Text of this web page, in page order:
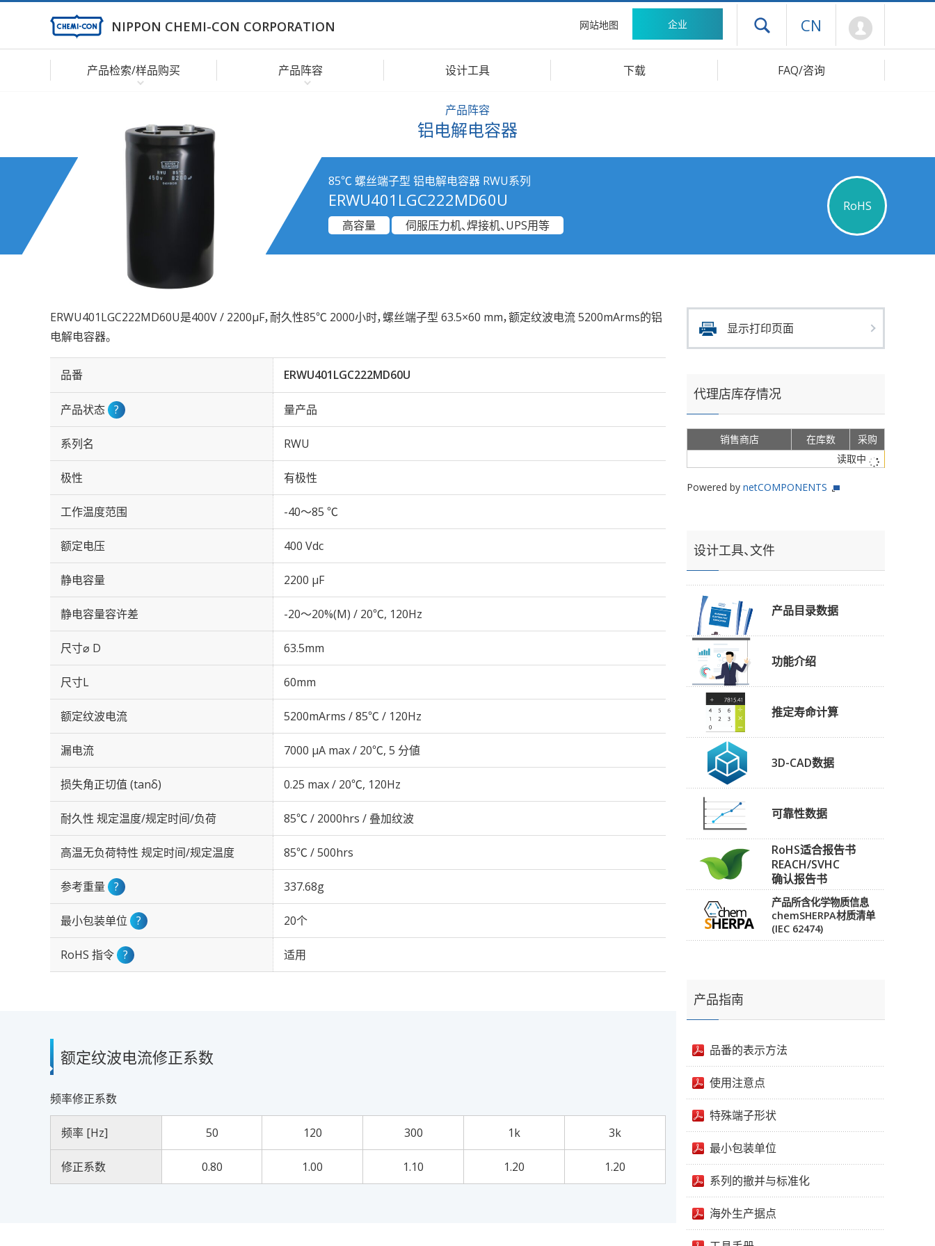
NIPPON CHEMI-CON CORPORATION 网站地图 企业 打开抽屉菜单
CN
产品检索/样品购买 产品阵容 设计工具 下载 FAQ/咨询
产品阵容
铝电解电容器
85℃ 螺丝端子型 铝电解电容器 RWU系列
ERWU401LGC222MD60U
RoHS
高容量
伺服压力机、焊接机、UPS用等
ERWU401LGC222MD60U是400V / 2200µF，耐久性85℃ 2000小时，螺丝端子型 63.5×60 mm，额定纹波电流 5200mArms的铝
电解电容器。
品番 ERWU401LGC222MD60U
产品状态 ? 量产品
系列名 RWU
极性 有极性
工作温度范围 -40～85 ℃
额定电压 400 Vdc
静电容量 2200 µF
静电容量容许差 -20～20%(M) / 20℃, 120Hz
尺寸⌀ D 63.5mm
尺寸L 60mm
额定纹波电流 5200mArms / 85℃ / 120Hz
漏电流 7000 μA max / 20℃, 5 分値
损失角正切值 (tanδ) 0.25 max / 20℃, 120Hz
耐久性 规定温度/规定时间/负荷 85℃ / 2000hrs / 叠加纹波
高温无负荷特性 规定时间/规定温度 85℃ / 500hrs
参考重量 ? 337.68g
最小包装单位 ? 20个
RoHS 指令 ? 适用
额定纹波电流修正系数
频率修正系数
频率 [Hz] 50 120 300 1k 3k
修正系数 0.80 1.00 1.10 1.20 1.20
显示打印页面
代理店库存情况
销售商店 在库数
采购
读取中
Powered by netCOMPONENTS
设计工具、文件
产品目录数据
功能介绍
推定寿命计算
3D-CAD数据
可靠性数据
RoHS适合报告书
REACH/SVHC
确认报告书
产品所含化学物质信息
chemSHERPA材质清单
(IEC 62474)
产品指南
品番的表示方法
使用注意点
特殊端子形状
最小包装单位
系列的撤并与标准化
海外生产据点